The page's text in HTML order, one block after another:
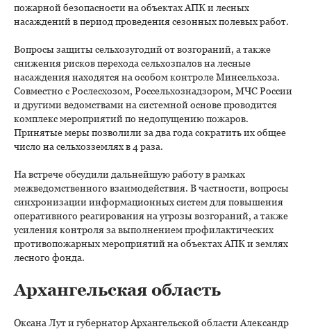
пожарной безопасности на объектах АПК и лесных
насаждений в период проведения сезонных полевых работ.
Вопросы защиты сельхозугодий от возгораний, а также
снижения рисков перехода сельхозпалов на лесные
насаждения находятся на особом контроле Минсельхоза.
Совместно с Рослесхозом, Россельхознадзором, МЧС России
и другими ведомствами на системной основе проводится
комплекс мероприятий по недопущению пожаров.
Принятые меры позволили за два года сократить их общее
число на сельхозземлях в 4 раза.
На встрече обсудили дальнейшую работу в рамках
межведомственного взаимодействия. В частности, вопросы
синхронизации информационных систем для повышения
оперативного реагирования на угрозы возгораний, а также
усиления контроля за выполнением профилактических
противопожарных мероприятий на объектах АПК и землях
лесного фонда.
Архангельская область
Оксана Лут и губернатор Архангельской области Александр